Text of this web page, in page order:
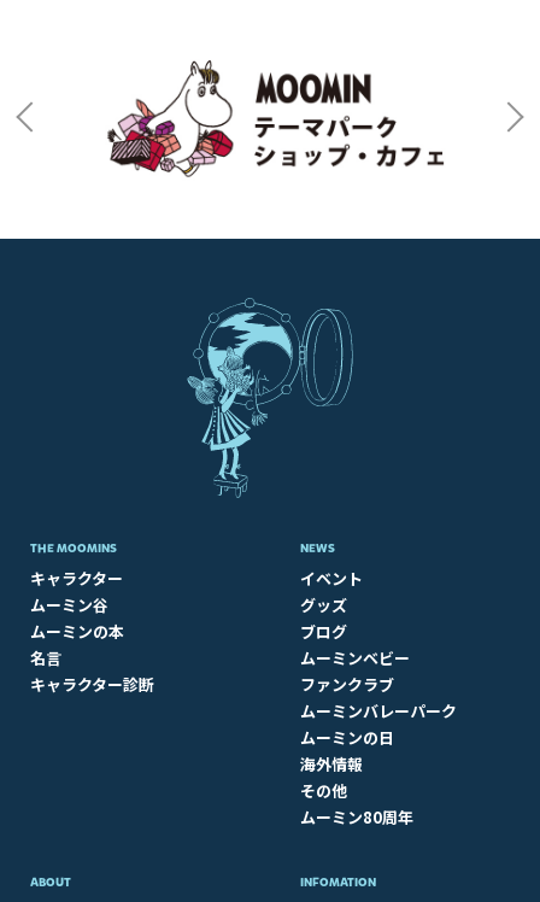
THE MOOMINS
キャラクター
ムーミン谷
ムーミンの本
名言
キャラクター診断
NEWS
イベント
グッズ
ブログ
ムーミンベビー
ファンクラブ
ムーミンバレーパーク
ムーミンの日
海外情報
その他
ムーミン80周年
ABOUT​ INFOMATION